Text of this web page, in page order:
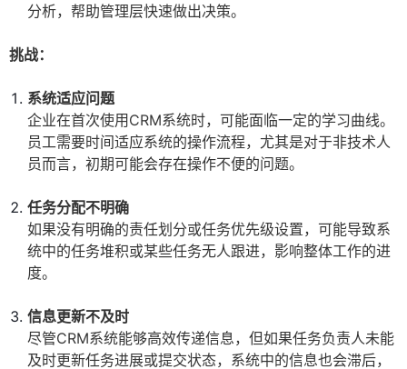
分析，帮助管理层快速做出决策。
挑战：
系统适应问题
企业在首次使用CRM系统时，可能面临一定的学习曲线。
员工需要时间适应系统的操作流程，尤其是对于非技术人
员而言，初期可能会存在操作不便的问题。
任务分配不明确
如果没有明确的责任划分或任务优先级设置，可能导致系
统中的任务堆积或某些任务无人跟进，影响整体工作的进
度。
信息更新不及时
尽管CRM系统能够高效传递信息，但如果任务负责人未能
及时更新任务进展或提交状态，系统中的信息也会滞后，